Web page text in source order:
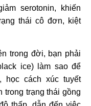
serotonin, khiến
thái cô đơn, kiệt
trong đời, bạn phải
ice) làm sao để
học cách xúc tuyết
trạng thái gồng